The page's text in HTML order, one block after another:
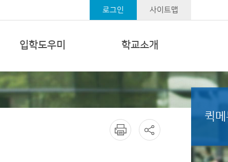
로그인 사이트맵
입학도우미 학교소개
퀵